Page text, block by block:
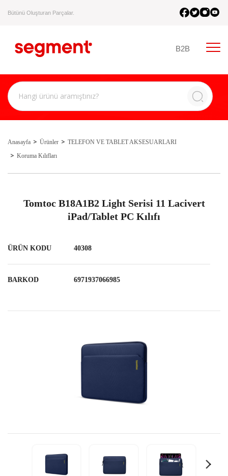
Bütünü Oluşturan Parçalar.
B2B
Anasayfa Ürünler
TELEFON VE TABLET AKSESUARLARI
Koruma Kılıfları
Tomtoc B18A1B2 Light Serisi 11 Lacivert
iPad/Tablet PC Kılıfı
ÜRÜN KODU 40308
BARKOD 6971937066985